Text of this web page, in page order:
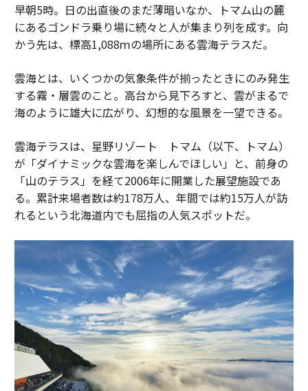
早朝5時。日の出直後のまだ薄暗いなか、トマム山の麓
にあるゴンドラ乗り場に続々と人が集まり列を成す。向
かう先は、標高1,088ｍの場所にある雲海テラスだ。
雲海とは、いくつかの気象条件が揃ったときにのみ発生
する霧・層雲のこと。高台から見下ろすと、雲がまるで
海のように雄大に広がり、幻想的な風景を一望できる。
雲海テラスは、星野リゾート トマム（以下、トマム）
が「ダイナミックな雲海を楽しんでほしい」と、前身の
「山のテラス」を経て2006年に開業した展望施設であ
る。累計来場者数は約178万人、年間では約15万人が訪
れるという北海道内でも屈指の人気スポットだ。